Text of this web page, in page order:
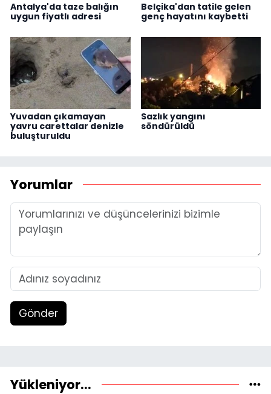
Antalya'da taze balığın
uygun fiyatlı adresi
Belçika'dan tatile gelen
genç hayatını kaybetti
Yuvadan çıkamayan
yavru carettalar denizle
buluşturuldu
Sazlık yangını
söndürüldü
Yorumlar
Gönder
Yükleniyor...